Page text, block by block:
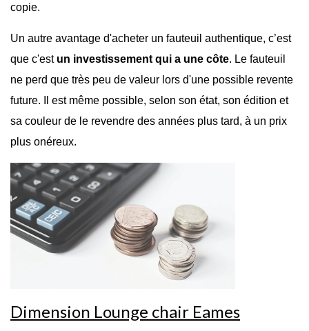
copie.
Un autre avantage d'acheter un fauteuil authentique, c’est
que c'est un investissement qui a une côte. Le fauteuil
ne perd que très peu de valeur lors d'une possible revente
future. Il est même possible, selon son état, son édition et
sa couleur de le revendre des années plus tard, à un prix
plus onéreux.
Dimension Lounge chair Eames